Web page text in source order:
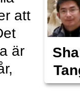
att
är